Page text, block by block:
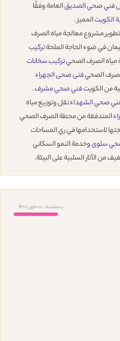
فني صحي الصديقالعامة وفقًا
الكويتالمميز .
مشروع معالجة مياه الصرف
في ضوء الحاجة الملحةتركيب
مياه الصرف الصحيتركيب سخانات
الصحيفنى صحى الجهراء
من الكويتفني صحي مشرف.
صحي الشهداءنقل وتوزيع مياه
المتدفقة من محطة الصرف الصحي
لاستخدامها في ري المساحات
سلوىوخدمة النمو السكاني
من الآثار السلبية على البيئة.
پنجشنبه, 08 مهر,1400